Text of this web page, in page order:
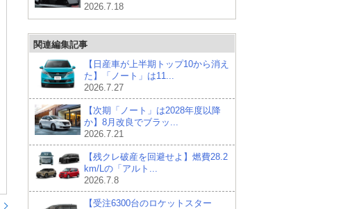
2026.7.18
関連編集記事
【日産車が上半期トップ10から消え
た】「ノート」は11...
2026.7.27
【次期「ノート」は2028年度以降
か】8月改良でブラッ...
2026.7.21
【残クレ破産を回避せよ】燃費28.2
km/Lの「アルト...
2026.7.8
【受注6300台のロケットスター